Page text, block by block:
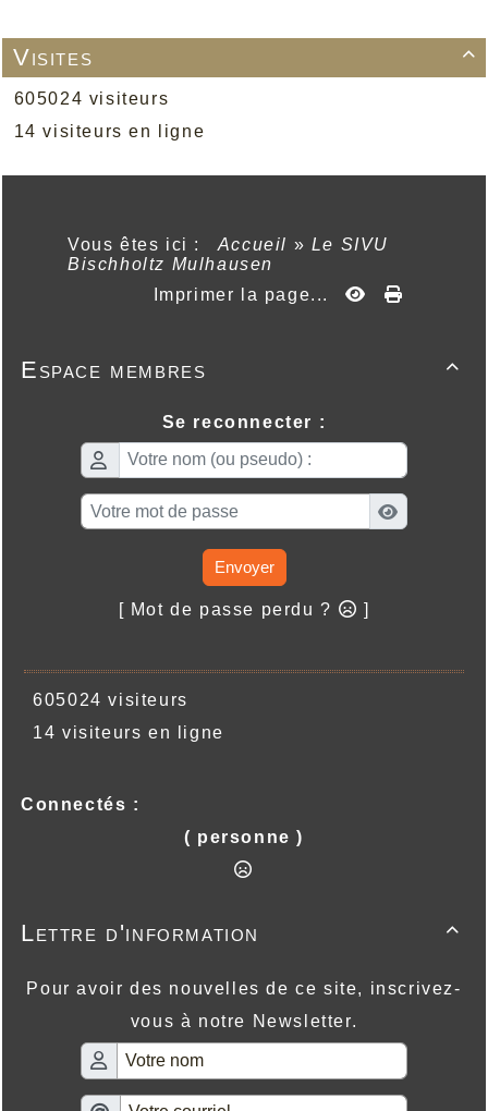

Visites
605024 visiteurs
14 visiteurs en ligne
Vous êtes ici : Accueil » Le SIVU
Bischholtz Mulhausen
Imprimer la page...

Espace membres
Se reconnecter :
Envoyer
[ Mot de passe perdu ? ]
605024 visiteurs
14 visiteurs en ligne
Connectés :
( personne )

Lettre d'information
Pour avoir des nouvelles de ce site, inscrivez-
vous à notre Newsletter.